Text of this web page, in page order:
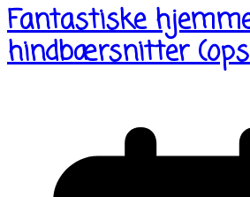
Fantastiske
hindbærsnitter